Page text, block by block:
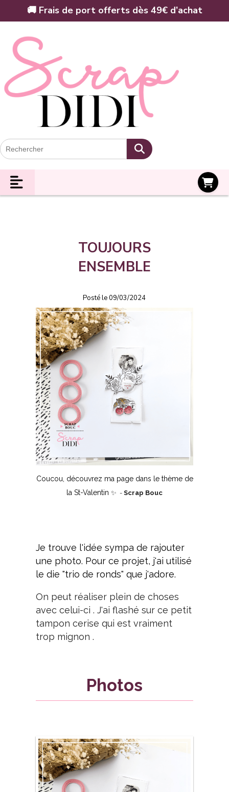
🚚 Frais de port offerts dès 49€ d’achat
TOUJOURS
ENSEMBLE
Posté le 09/03/2024
Coucou, découvrez ma page dans le thème de
la St-Valentin ✨ - Scrap Bouc
Je trouve l'idée sympa de rajouter
une photo. Pour ce projet, j'ai utilisé
le die "trio de ronds" que j'adore.
On peut réaliser plein de choses
avec celui-ci . J'ai flashé sur ce petit
tampon cerise qui est vraiment
trop mignon .
Photos